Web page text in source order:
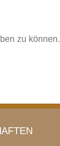
zu können.